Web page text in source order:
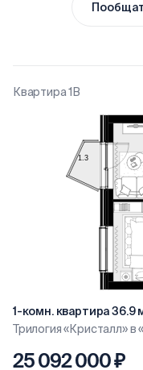
Квартира 1В
1-комн. квартира 36.9
Трилогия «Кристалл»
25 092 000 ₽